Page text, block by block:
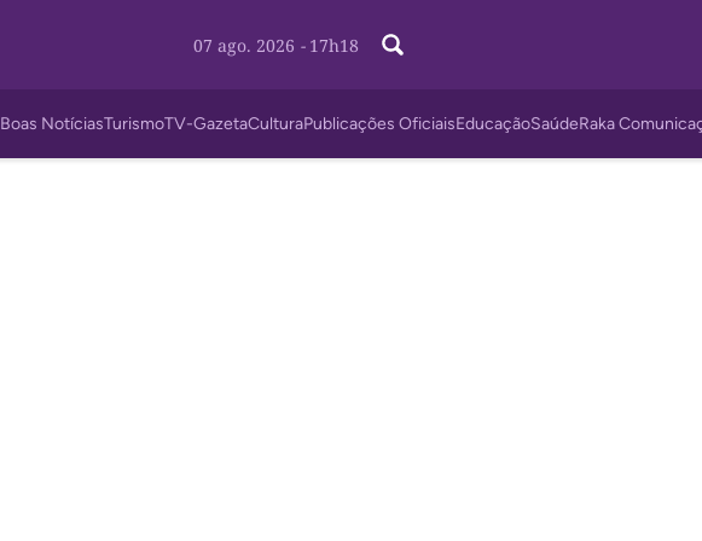
07 ago. 2026 - 17h18
Boas NotíciasTurismoTV-GazetaCulturaPublicações OficiaisEducaçãoSaúdeRaka